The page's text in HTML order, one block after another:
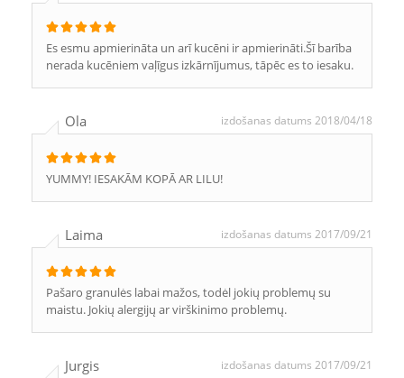
Es esmu apmierināta un arī kucēni ir apmierināti.Šī barība
nerada kucēniem vaļīgus izkārnījumus, tāpēc es to iesaku.
Ola izdošanas datums 2018/04/18
YUMMY! IESAKĀM KOPĀ AR LILU!
Laima izdošanas datums 2017/09/21
Pašaro granulės labai mažos, todėl jokių problemų su
maistu. Jokių alergijų ar virškinimo problemų.
Jurgis izdošanas datums 2017/09/21